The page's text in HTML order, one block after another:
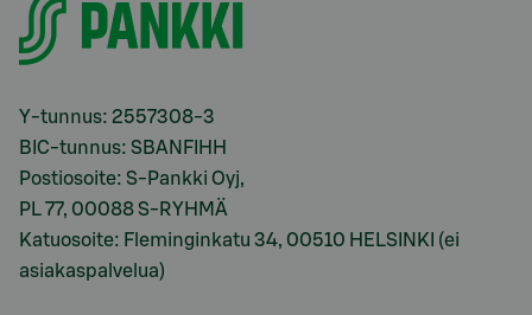
Y-tunnus: 2557308-3
BIC-tunnus: SBANFIHH
Postiosoite: S-Pankki Oyj,
PL 77, 00088 S-RYHMÄ
Katuosoite: Fleminginkatu 34, 00510 HELSINKI (ei
asiakaspalvelua)